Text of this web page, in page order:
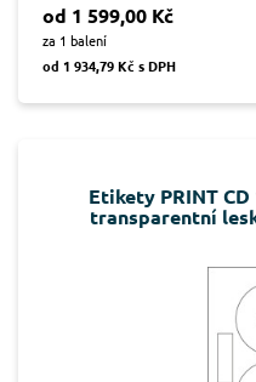
od 1 599,00 Kč
za 1 balení
od 1 934,79 Kč s DPH
Etikety PRINT
transparentní